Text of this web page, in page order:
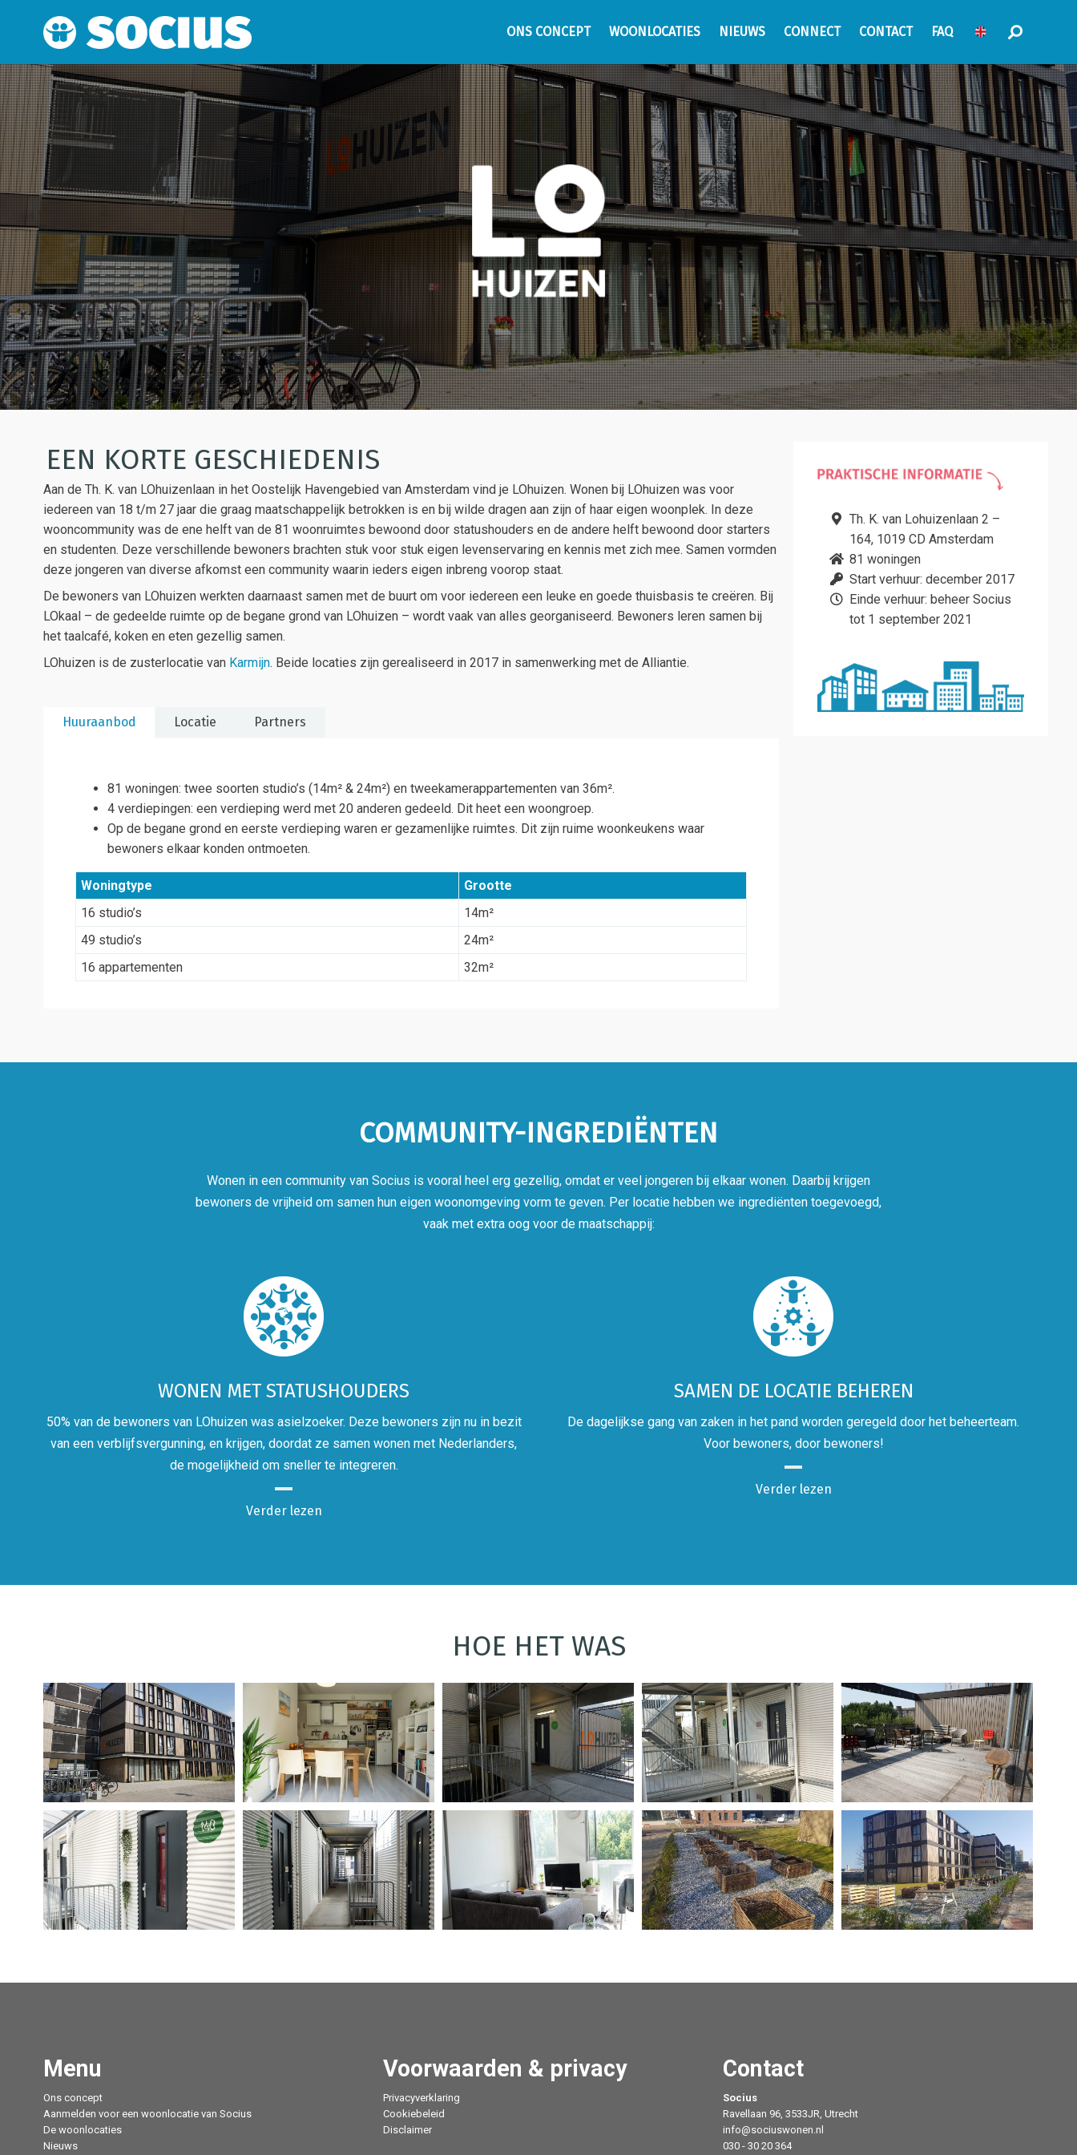
ONS CONCEPT WOONLOCATIES NIEUWS CONNECT CONTACT FAQ
EEN KORTE GESCHIEDENIS
Aan de Th. K. van LOhuizenlaan in het Oostelijk Havengebied van Amsterdam vind je LOhuizen. Wonen bij LOhuizen was voor
iedereen van 18 t/m 27 jaar die graag maatschappelijk betrokken is en bij wilde dragen aan zijn of haar eigen woonplek. In deze
wooncommunity was de ene helft van de 81 woonruimtes bewoond door statushouders en de andere helft bewoond door starters
en studenten. Deze verschillende bewoners brachten stuk voor stuk eigen levenservaring en kennis met zich mee. Samen vormden
deze jongeren van diverse afkomst een community waarin ieders eigen inbreng voorop staat.
De bewoners van LOhuizen werkten daarnaast samen met de buurt om voor iedereen een leuke en goede thuisbasis te creëren. Bij
LOkaal – de gedeelde ruimte op de begane grond van LOhuizen – wordt vaak van alles georganiseerd. Bewoners leren samen bij
het taalcafé, koken en eten gezellig samen.
LOhuizen is de zusterlocatie van Karmijn. Beide locaties zijn gerealiseerd in 2017 in samenwerking met de Alliantie.
Huuraanbod Locatie Partners
81 woningen: twee soorten studio’s (14m² & 24m²) en tweekamerappartementen van 36m².
4 verdiepingen: een verdieping werd met 20 anderen gedeeld. Dit heet een woongroep.
Op de begane grond en eerste verdieping waren er gezamenlijke ruimtes. Dit zijn ruime woonkeukens waar
bewoners elkaar konden ontmoeten.
Woningtype
Grootte
16 studio’s
14m²
49 studio’s
24m²
16 appartementen
32m²
Th. K. van Lohuizenlaan 2 –
164, 1019 CD Amsterdam
81 woningen
Start verhuur: december 2017
Einde verhuur: beheer Socius
tot 1 september 2021
COMMUNITY-INGREDIËNTEN
Wonen in een community van Socius is vooral heel erg gezellig, omdat er veel jongeren bij elkaar wonen. Daarbij krijgen
bewoners de vrijheid om samen hun eigen woonomgeving vorm te geven. Per locatie hebben we ingrediënten toegevoegd,
vaak met extra oog voor de maatschappij:
WONEN MET STATUSHOUDERS
50% van de bewoners van LOhuizen was asielzoeker. Deze bewoners zijn nu in bezit
van een verblijfsvergunning, en krijgen, doordat ze samen wonen met Nederlanders,
de mogelijkheid om sneller te integreren.
Verder lezen
SAMEN DE LOCATIE BEHEREN
De dagelijkse gang van zaken in het pand worden geregeld door het beheerteam.
Voor bewoners, door bewoners!
Verder lezen
HOE HET WAS
Menu
Ons concept
Aanmelden voor een woonlocatie van Socius
De woonlocaties
Nieuws
Voorwaarden & privacy
Privacyverklaring
Cookiebeleid
Disclaimer
Contact
Socius
Ravellaan 96, 3533JR, Utrecht
info@sociuswonen.nl
030 - 30 20 364